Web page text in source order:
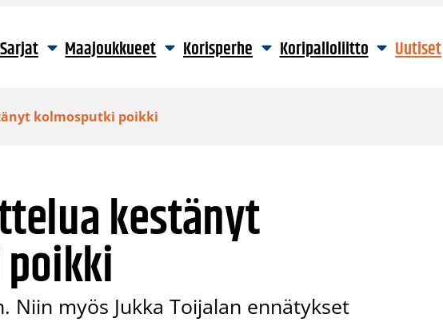
Sarjat Maajoukkueet Korisperhe Koripalloliitto Uutiset
kolmosputki poikki
kestänyt
Niin myös Jukka Toijalan ennätykset